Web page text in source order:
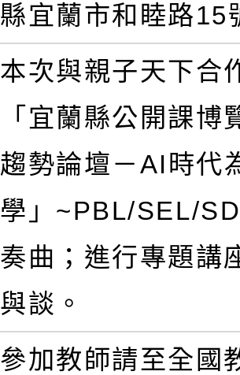
縣宜蘭市和睦路15
本次與親子天下合
「宜蘭縣公開課博
趨勢論壇－AI時代
學」~PBL/SEL/
奏曲；進行專題講
與談。
參加教師請至全國